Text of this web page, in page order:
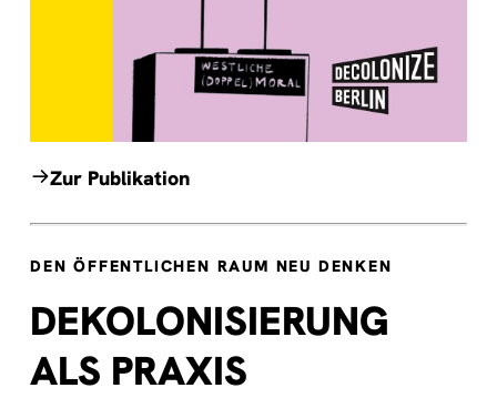
Zur Publikation
DEN ÖFFENTLICHEN RAUM NEU DENKEN
DEKOLONISIERUNG
ALS PRAXIS